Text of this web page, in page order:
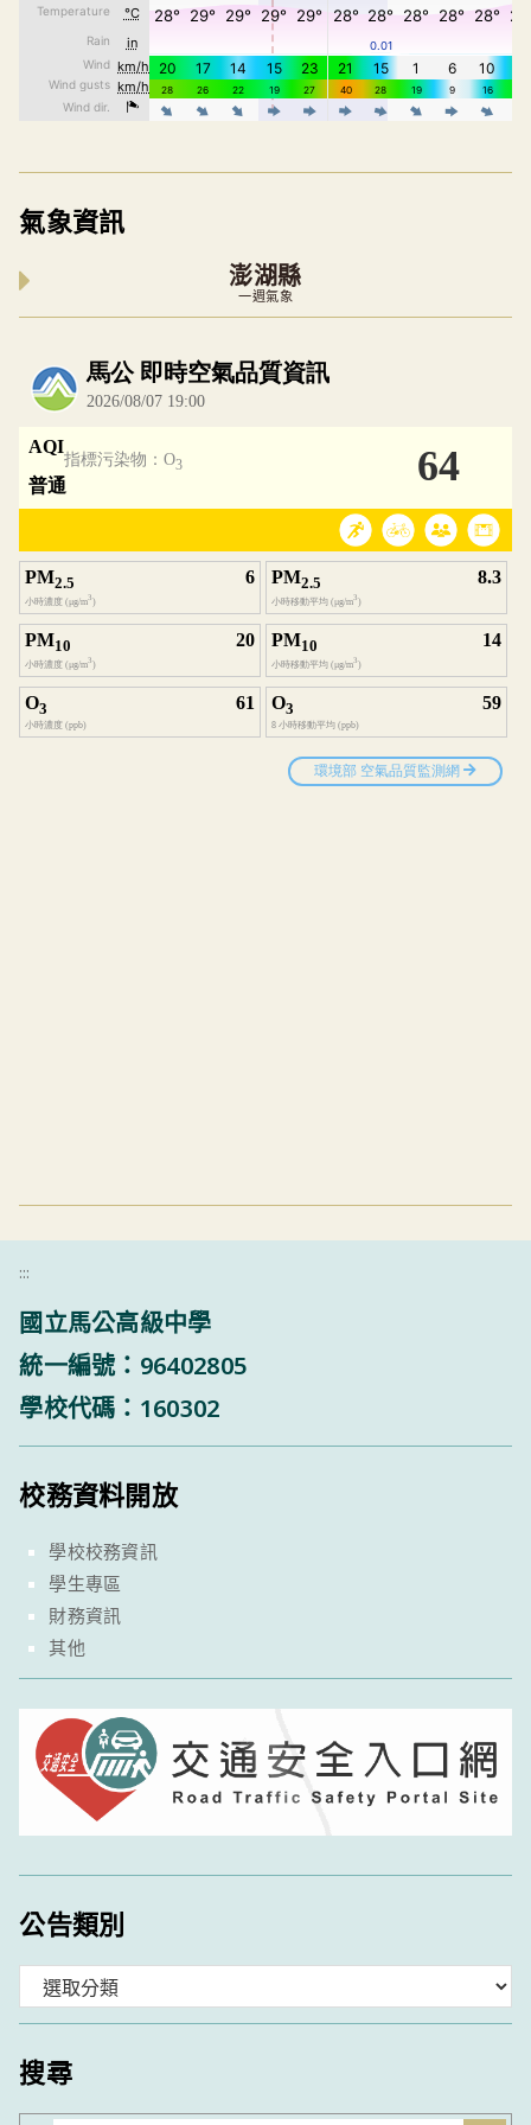
氣象資訊
澎湖縣
一週氣象
內嵌空氣品質小工具為視覺預覽，完整即時空
:::
國立馬公高級中學
統一編號：96402805
學校代碼：160302
校務資料開放
學校校務資訊
學生專區
財務資訊
其他
公告類別
類
搜尋